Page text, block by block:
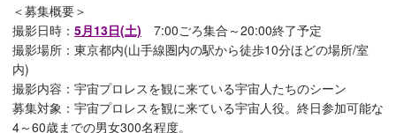
＜募集概要＞
撮影日時： 5月13日(土) 7:00ごろ集合～20:00終了予定
撮影場所：東京都内(山手線圏内の駅から徒歩10分ほどの場所/室
内)
撮影内容：宇宙プロレスを観に来ている宇宙人たちのシーン
募集対象：宇宙プロレスを観に来ている宇宙人役。終日参加可能な
4～60歳までの男女300名程度。